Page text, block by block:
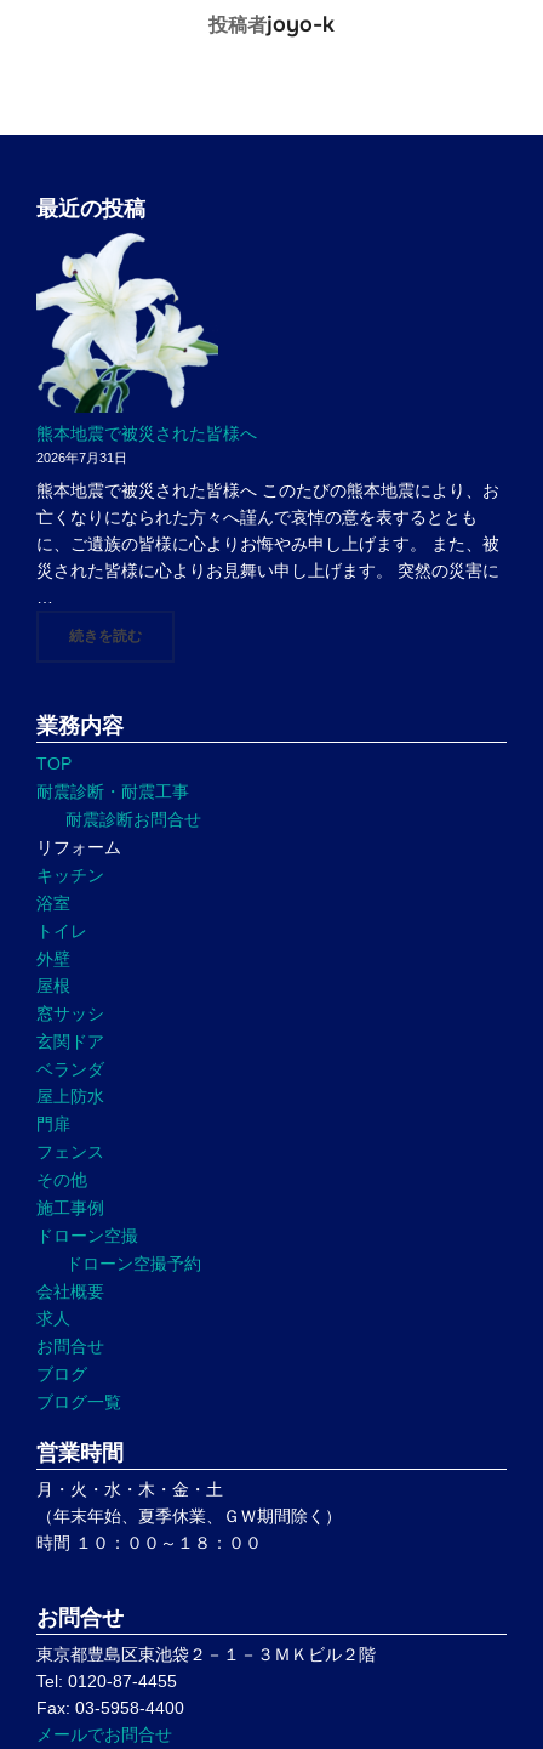
投稿者
投稿者joyo-k
最近の投稿
熊本地震で被災された皆様へ
2026年7月31日
熊本地震で被災された皆様へ このたびの熊本地震により、お
亡くなりになられた方々へ謹んで哀悼の意を表するととも
に、ご遺族の皆様に心よりお悔やみ申し上げます。 また、被
災された皆様に心よりお見舞い申し上げます。 突然の災害に
…
続きを読む"熊本地震で被災された皆様へ"
業務内容
TOP
耐震診断・耐震工事
耐震診断お問合せ
リフォーム
キッチン
浴室
トイレ
外壁
屋根
窓サッシ
玄関ドア
ベランダ
屋上防水
門扉
フェンス
その他
施工事例
ドローン空撮
ドローン空撮予約
会社概要
求人
お問合せ
ブログ
ブログ一覧
営業時間
月・火・水・木・金・土
（年末年始、夏季休業、ＧＷ期間除く）
時間 １０：００～１８：００
お問合せ
東京都豊島区東池袋２－１－３ＭＫビル２階
Tel: 0120-87-4455
Fax: 03-5958-4400
メールでお問合せ